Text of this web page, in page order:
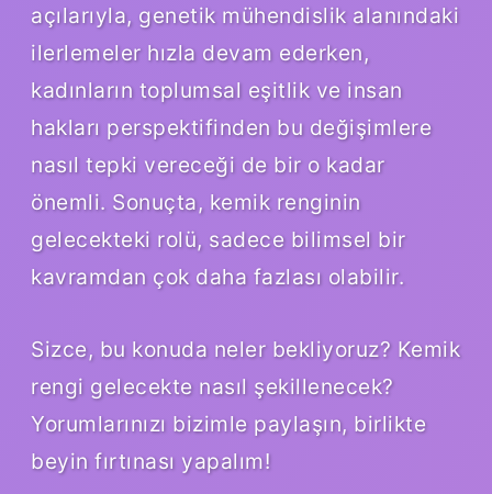
açılarıyla, genetik mühendislik alanındaki
ilerlemeler hızla devam ederken,
kadınların toplumsal eşitlik ve insan
hakları perspektifinden bu değişimlere
nasıl tepki vereceği de bir o kadar
önemli. Sonuçta, kemik renginin
gelecekteki rolü, sadece bilimsel bir
kavramdan çok daha fazlası olabilir.
Sizce, bu konuda neler bekliyoruz? Kemik
rengi gelecekte nasıl şekillenecek?
Yorumlarınızı bizimle paylaşın, birlikte
beyin fırtınası yapalım!